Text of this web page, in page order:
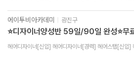
에이투비아카데미 광진구
⭐디자이너양성반 59일/90일 완성⭐무
헤어디자이너[신입] 헤어디자이너[경력] 헤어스탭[신입]